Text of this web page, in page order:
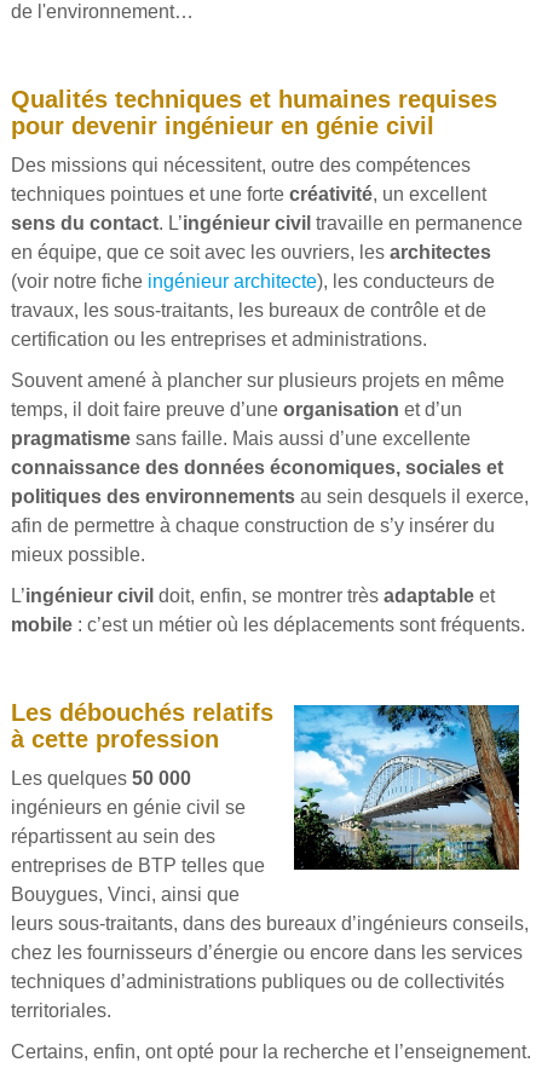
de l'environnement…
Qualités techniques et humaines requises
pour devenir ingénieur en génie civil
Des missions qui nécessitent, outre des compétences
techniques pointues et une forte créativité, un excellent
sens du contact. L’ingénieur civil travaille en permanence
en équipe, que ce soit avec les ouvriers, les architectes
(voir notre fiche ingénieur architecte), les conducteurs de
travaux, les sous-traitants, les bureaux de contrôle et de
certification ou les entreprises et administrations.
Souvent amené à plancher sur plusieurs projets en même
temps, il doit faire preuve d’une organisation et d’un
pragmatisme sans faille. Mais aussi d’une excellente
connaissance des données économiques, sociales et
politiques des environnements au sein desquels il exerce,
afin de permettre à chaque construction de s’y insérer du
mieux possible.
L’ingénieur civil doit, enfin, se montrer très adaptable et
mobile : c’est un métier où les déplacements sont fréquents.
Les débouchés relatifs
à cette profession
Les quelques 50 000
ingénieurs en génie civil se
répartissent au sein des
entreprises de BTP telles que
Bouygues, Vinci, ainsi que
leurs sous-traitants, dans des bureaux d’ingénieurs conseils,
chez les fournisseurs d’énergie ou encore dans les services
techniques d’administrations publiques ou de collectivités
territoriales.
Certains, enfin, ont opté pour la recherche et l’enseignement.